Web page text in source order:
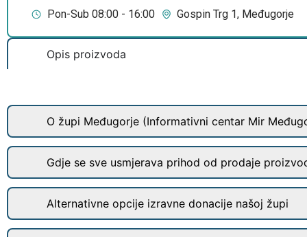
Pon-Sub 08:00 - 16:00
Gospin Trg 1, Međugorje
Opis proizvoda
O župi Međugorje (Informativni centar Mir
Gdje se sve usmjerava prihod od prodaje
Alternativne opcije izravne donacije našoj župi